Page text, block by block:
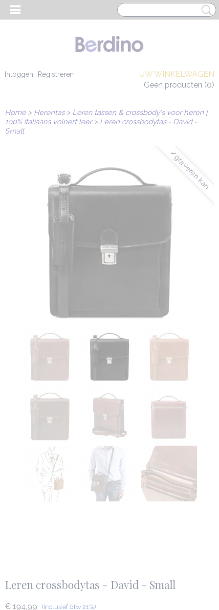
Inloggen Registreren
UW WINKELWAGEN
Geen producten (0)
Home> Herentas> Leren tassen & crossbody's voor heren |
100% italiaans volnerf leer> Leren crossbodytas - David -
Small
✓graveren kan
Leren crossbodytas - David - Small
€ 194,99 (inclusief btw 21%)